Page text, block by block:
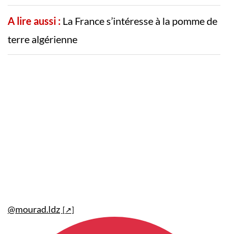
A lire aussi : La France s’intéresse à la pomme de
terre algérienne
@mourad.ldz